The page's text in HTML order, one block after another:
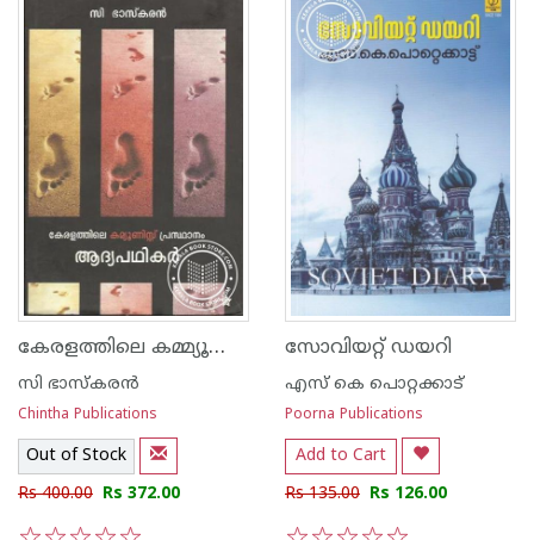
കേരളത്തിലെ കമ്മ്യൂണിസ്റ്റ് പ്രസ്ഥാനം ആദ്യ പഥിക‌ന്‍
സി ഭാസ്കരന്‍
Chintha Publications
Out of Stock
Rs 400.00 Rs 372.00
സോവിയറ്റ് ഡയറി
എസ്‌ കെ പൊറ്റക്കാട്‌
Poorna Publications
Add to Cart
Rs 135.00 Rs 126.00